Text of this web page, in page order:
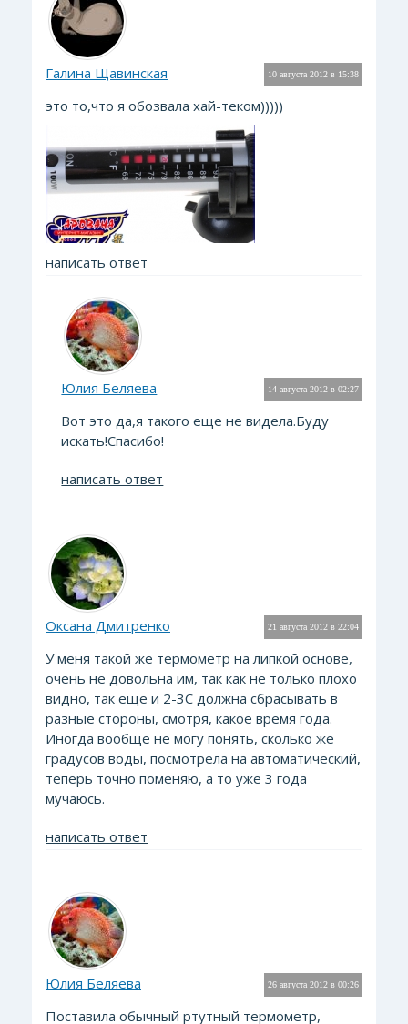
10 августа 2012 в 15:38
Галина Щавинская
это то,что я обозвала хай-теком)))))
написать ответ
14 августа 2012 в 02:27
Юлия Беляева
Вот это да,я такого еще не видела.Буду
искать!Спасибо!
написать ответ
21 августа 2012 в 22:04
Оксана Дмитренко
У меня такой же термометр на липкой основе,
очень не довольна им, так как не только плохо
видно, так еще и 2-3С должна сбрасывать в
разные стороны, смотря, какое время года.
Иногда вообще не могу понять, сколько же
градусов воды, посмотрела на автоматический,
теперь точно поменяю, а то уже 3 года
мучаюсь.
написать ответ
26 августа 2012 в 00:26
Юлия Беляева
Поставила обычный ртутный термометр,